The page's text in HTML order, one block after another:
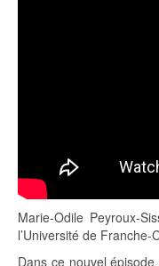
Marie-Odile Peyroux-
l’Université de Franche-
Dans ce nouvel